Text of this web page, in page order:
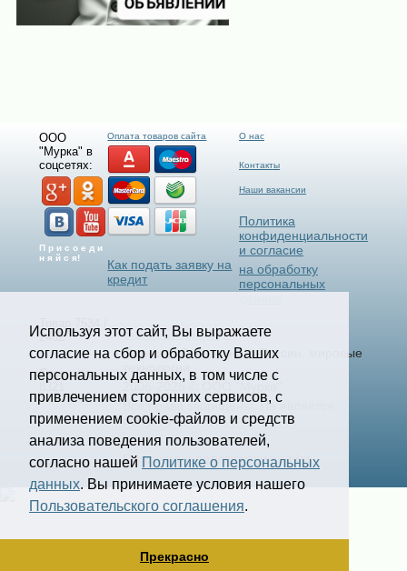
Используя этот сайт, Вы выражаете
согласие на сбор и обработку Ваших
персональных данных, в том числе с
привлечением сторонних сервисов, с
применением cookie-файлов и средств
анализа поведения пользователей,
согласно нашей Политике о персональных
данных. Вы принимаете условия нашего
Пользовательского соглашения.
Прекрасно
ООО
"Мурка" в
соцсетях:
П р и с о е д и
н я й с я!
Оплата товаров сайта
Как подать заявку на
кредит
О нас
Контакты
Наши вакансии
Политика
конфиденциальности
и согласие
на обработку
персональных
2432
Страница
8321
Select Language▼
Станки и Спецтехника России, мировые
2006-2025 © ООО "Мурка".
Все права защищены.Не является
офертой.
Создание и продвижение сайта
kononov.studio